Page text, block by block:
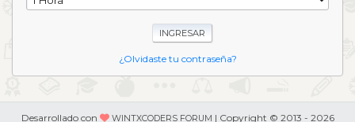
¿Olvidaste tu contraseña?
Desarrollado con WINTXCODERS FORUM | Copyright © 2013 - 2026